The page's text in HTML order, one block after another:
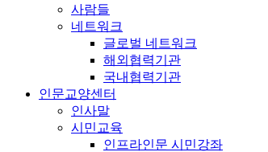
사람들
네트워크
글로벌 네트워크
해외협력기관
국내협력기관
인문교양센터
인사말
시민교육
인프라인문 시민강좌